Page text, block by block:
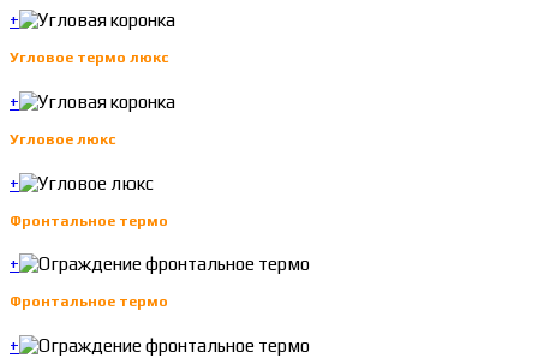
+
Угловое термо люкс
+
Угловое люкс
+
Фронтальное термо
+
Фронтальное термо
+